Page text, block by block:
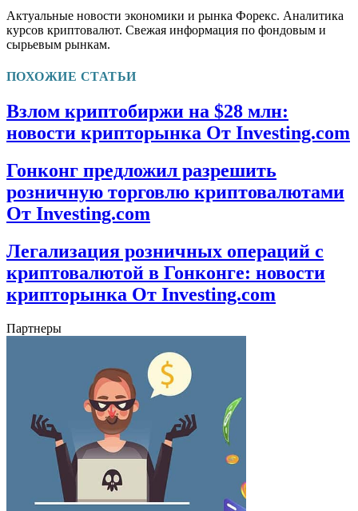
Актуальные новости экономики и рынка Форекс. Аналитика
курсов криптовалют. Свежая информация по фондовым и
сырьевым рынкам.
ПОХОЖИЕ СТАТЬИ
Взлом криптобиржи на $28 млн:
новости крипторынка От Investing.com
Гонконг предложил разрешить
розничную торговлю криптовалютами
От Investing.com
Легализация розничных операций с
криптовалютой в Гонконге: новости
крипторынка От Investing.com
Партнеры